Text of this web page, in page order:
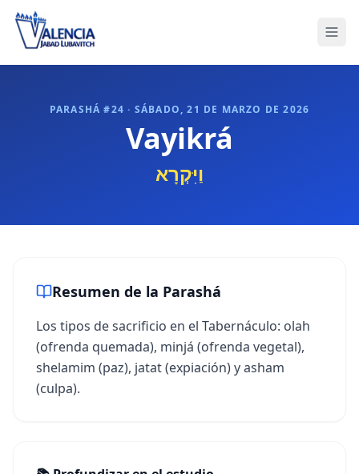
PARASHÁ #24 · SÁBADO, 21 DE MARZO DE 2026
Vayikrá
וַיִּקְרָא
Resumen de la Parashá
Los tipos de sacrificio en el Tabernáculo: olah
(ofrenda quemada), minjá (ofrenda vegetal),
shelamim (paz), jatat (expiación) y asham
(culpa).